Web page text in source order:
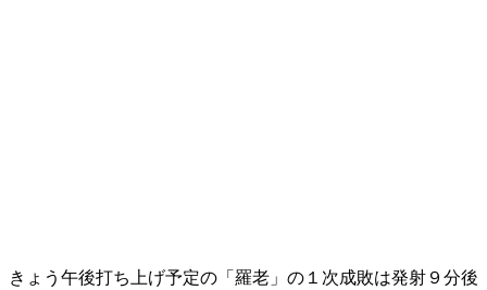
きょう午後打ち上げ予定の「羅老」の１次成敗は発射９分後